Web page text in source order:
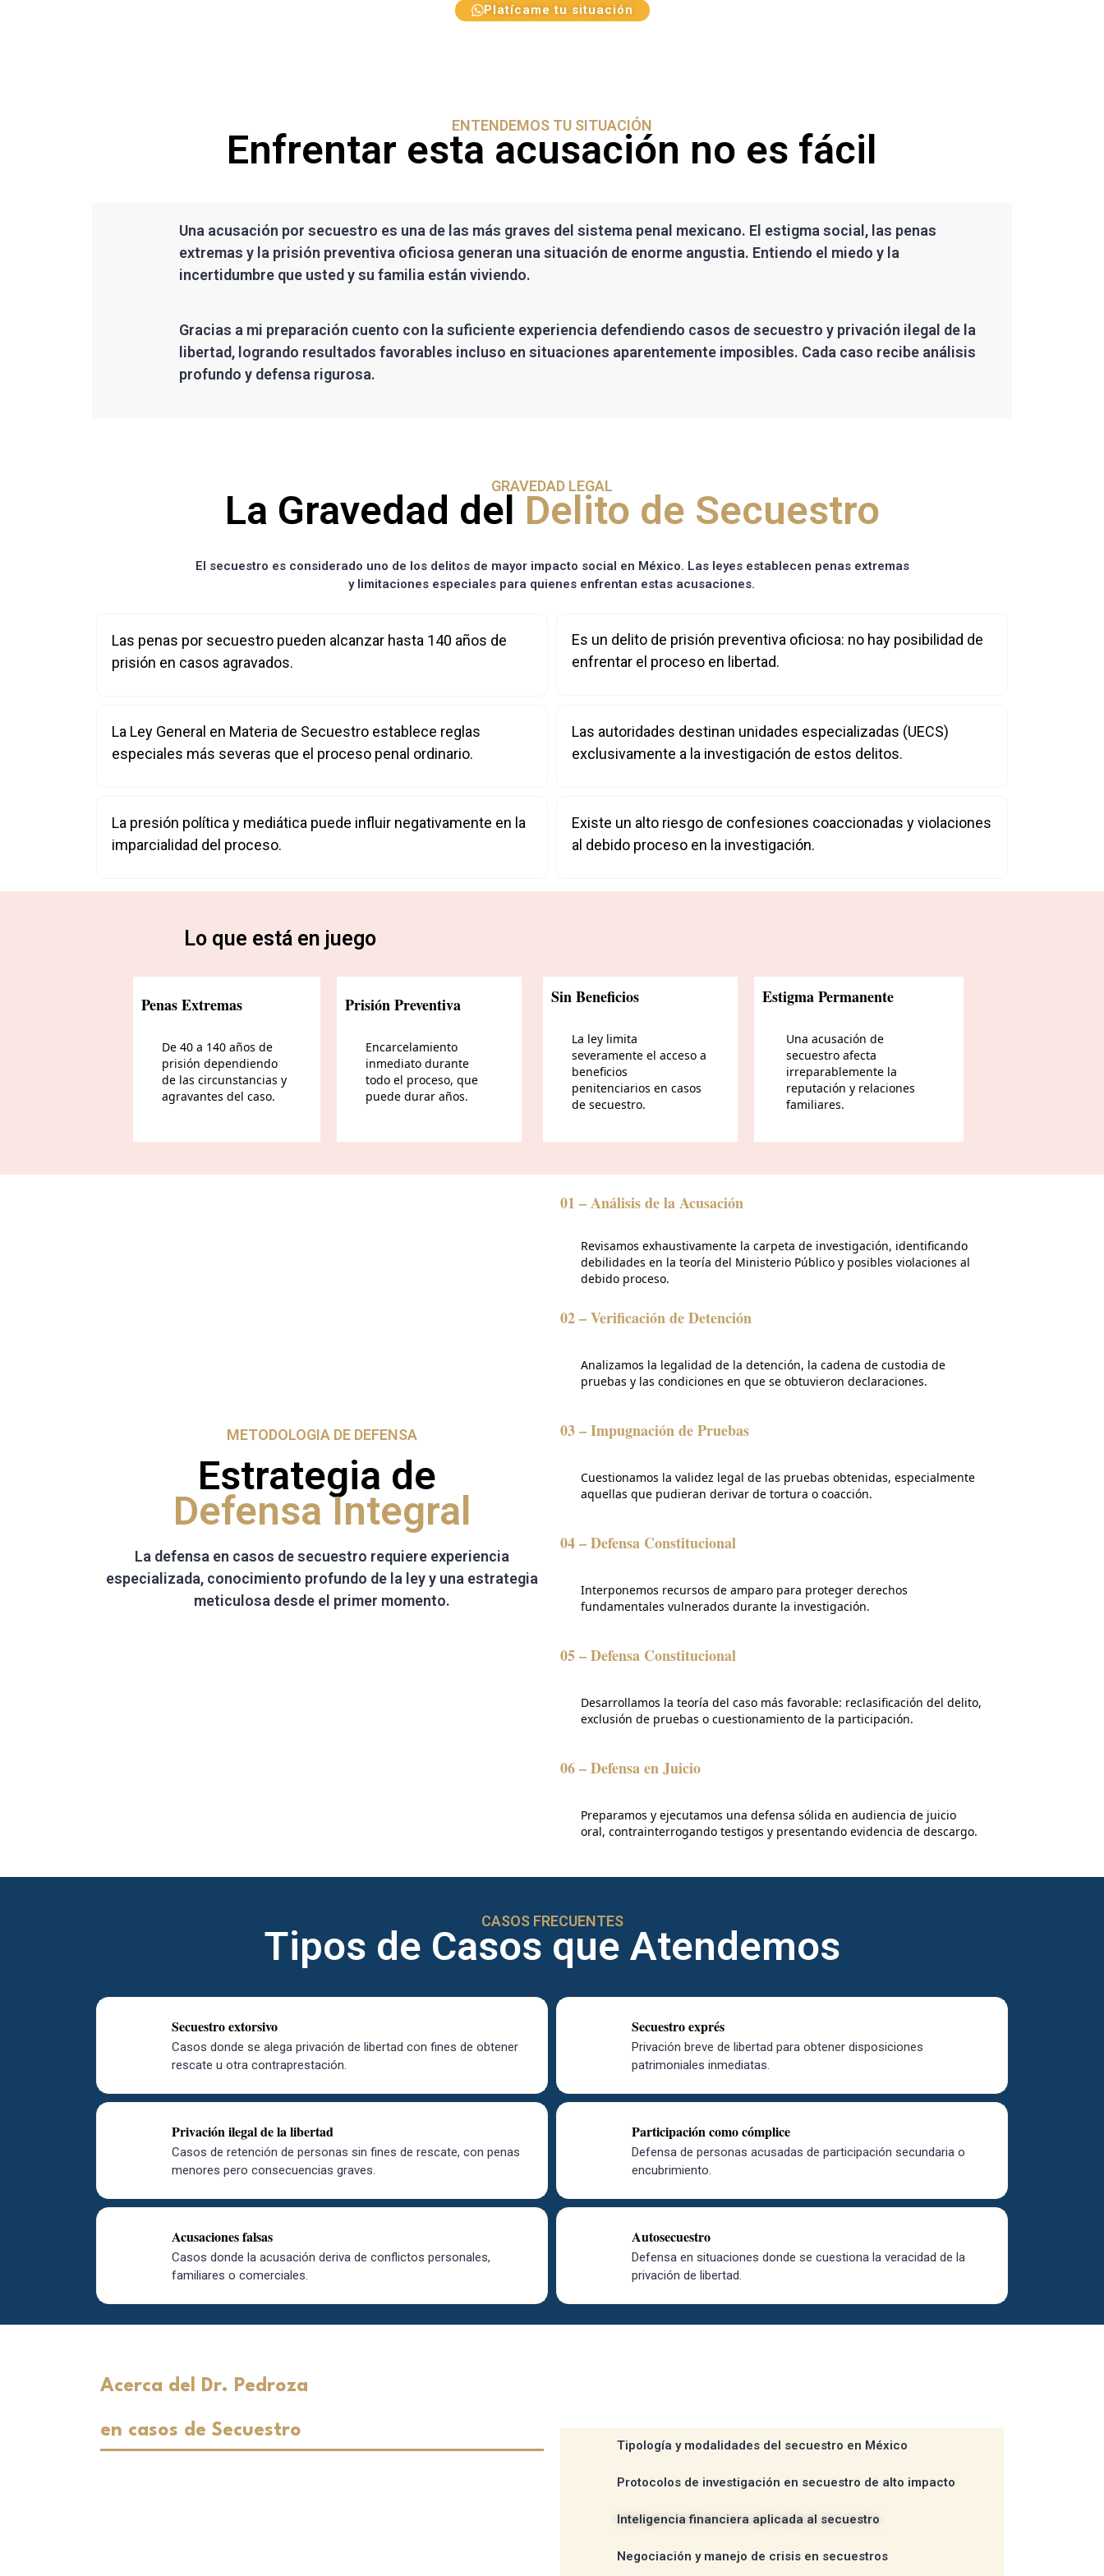
Platícame tu situación
ENTENDEMOS TU SITUACIÓN
Enfrentar esta acusación no es fácil
Una acusación por secuestro es una de las más graves del sistema penal mexicano. El estigma social, las penas
extremas y la prisión preventiva oficiosa generan una situación de enorme angustia. Entiendo el miedo y la
incertidumbre que usted y su familia están viviendo.
Gracias a mi preparación cuento con la suficiente experiencia defendiendo casos de secuestro y privación ilegal de la
libertad, logrando resultados favorables incluso en situaciones aparentemente imposibles. Cada caso recibe análisis
profundo y defensa rigurosa.
GRAVEDAD LEGAL
La Gravedad del Delito de Secuestro
El secuestro es considerado uno de los delitos de mayor impacto social en México. Las leyes establecen penas extremas
y limitaciones especiales para quienes enfrentan estas acusaciones.
Las penas por secuestro pueden alcanzar hasta 140 años de
prisión en casos agravados.
Es un delito de prisión preventiva oficiosa: no hay posibilidad de
enfrentar el proceso en libertad.
La Ley General en Materia de Secuestro establece reglas
especiales más severas que el proceso penal ordinario.
Las autoridades destinan unidades especializadas (UECS)
exclusivamente a la investigación de estos delitos.
La presión política y mediática puede influir negativamente en la
imparcialidad del proceso.
Existe un alto riesgo de confesiones coaccionadas y violaciones
al debido proceso en la investigación.
Lo que está en juego
Penas Extremas
De 40 a 140 años de
prisión dependiendo
de las circunstancias y
agravantes del caso.
Prisión Preventiva
Encarcelamiento
inmediato durante
todo el proceso, que
puede durar años.
Sin Beneficios
La ley limita
severamente el acceso a
beneficios
penitenciarios en casos
de secuestro.
Estigma Permanente
Una acusación de
secuestro afecta
irreparablemente la
reputación y relaciones
familiares.
METODOLOGIA DE DEFENSA
Estrategia de
Defensa Integral
La defensa en casos de secuestro requiere experiencia
especializada, conocimiento profundo de la ley y una estrategia
meticulosa desde el primer momento.
01 – Análisis de la Acusación
Revisamos exhaustivamente la carpeta de investigación, identificando
debilidades en la teoría del Ministerio Público y posibles violaciones al
debido proceso.
02 – Verificación de Detención
Analizamos la legalidad de la detención, la cadena de custodia de
pruebas y las condiciones en que se obtuvieron declaraciones.
03 – Impugnación de Pruebas
Cuestionamos la validez legal de las pruebas obtenidas, especialmente
aquellas que pudieran derivar de tortura o coacción.
04 – Defensa Constitucional
Interponemos recursos de amparo para proteger derechos
fundamentales vulnerados durante la investigación.
05 – Defensa Constitucional
Desarrollamos la teoría del caso más favorable: reclasificación del delito,
exclusión de pruebas o cuestionamiento de la participación.
06 – Defensa en Juicio
Preparamos y ejecutamos una defensa sólida en audiencia de juicio
oral, contrainterrogando testigos y presentando evidencia de descargo.
CASOS FRECUENTES
Tipos de Casos que Atendemos
Secuestro extorsivo
Casos donde se alega privación de libertad con fines de obtener
rescate u otra contraprestación.
Secuestro exprés
Privación breve de libertad para obtener disposiciones
patrimoniales inmediatas.
Privación ilegal de la libertad
Casos de retención de personas sin fines de rescate, con penas
menores pero consecuencias graves.
Participación como cómplice
Defensa de personas acusadas de participación secundaria o
encubrimiento.
Acusaciones falsas
Casos donde la acusación deriva de conflictos personales,
familiares o comerciales.
Autosecuestro
Defensa en situaciones donde se cuestiona la veracidad de la
privación de libertad.
Acerca del Dr. Pedroza
en casos de Secuestro
Tipología y modalidades del secuestro en México
Protocolos de investigación en secuestro de alto impacto
Inteligencia financiera aplicada al secuestro
Negociación y manejo de crisis en secuestros